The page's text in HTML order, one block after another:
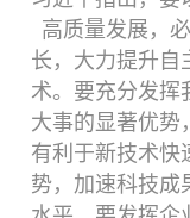
高质量发展，
长，大力提升自
术。要充分发挥
大事的显著优势
有利于新技术快
势，加速科技成